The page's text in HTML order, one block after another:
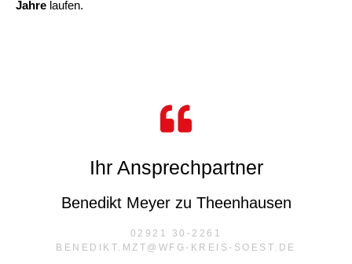
Jahre laufen.
Ihr Ansprechpartner
Benedikt Meyer zu Theenhausen
02921 30-2261
BENEDIKT.MZT@WFG-KREIS-SOEST.DE